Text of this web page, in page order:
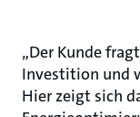
„Der Kunde
Investition und
Hier zeigt sich